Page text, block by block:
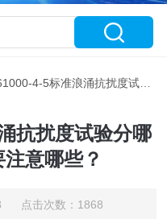
5标准浪涌抗扰度试验分哪两种？试验中要注意哪些？
抗扰度试验分哪
意哪些？
点击次数：1868